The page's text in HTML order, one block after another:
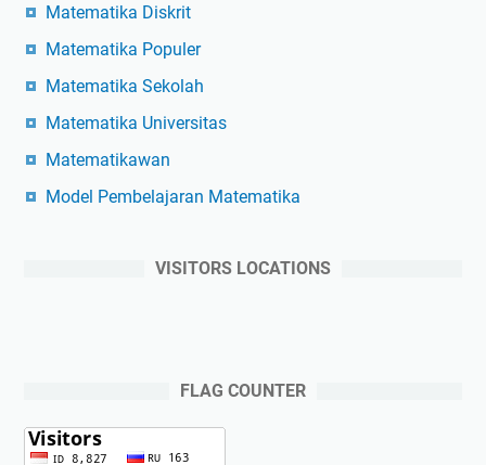
Matematika Diskrit
Matematika Populer
Matematika Sekolah
Matematika Universitas
Matematikawan
Model Pembelajaran Matematika
VISITORS LOCATIONS
FLAG COUNTER